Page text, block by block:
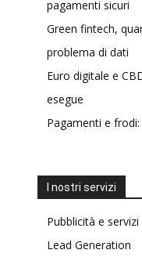
pagamenti sicuri
Green fintech,
problema di dati
Euro digitale e
esegue
Pagamenti e
I nostri servizi
Pubblicità e servizi
Lead Generation